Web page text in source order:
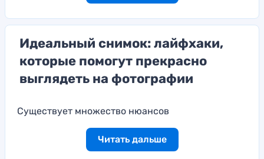
Идеальный снимок: лайфхаки,
которые помогут прекрасно
выглядеть на фотографии
Существует множество нюансов
Читать дальше